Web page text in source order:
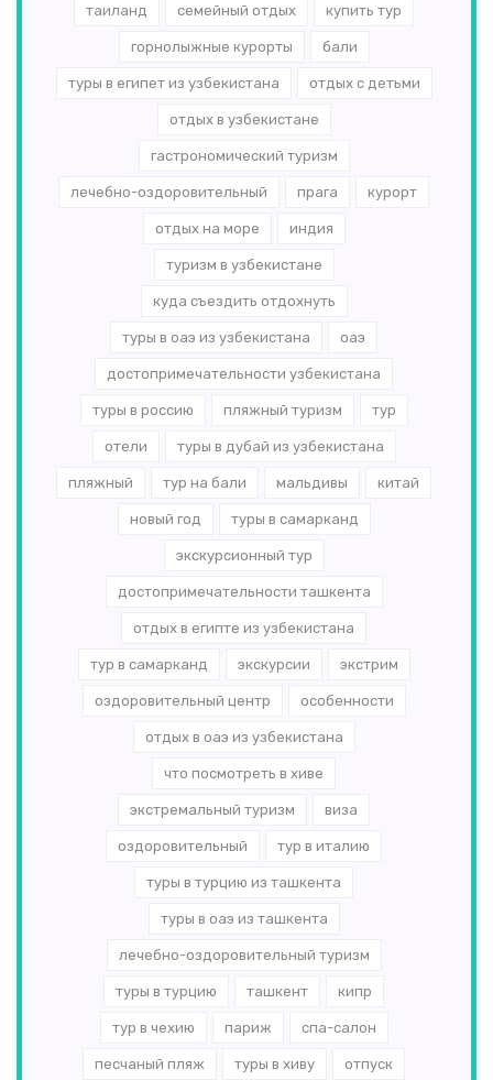
таиланд семейный отдых купить тур
горнолыжные курорты бали
туры в египет из узбекистана отдых с детьми
отдых в узбекистане
гастрономический туризм
лечебно-оздоровительный прага курорт
отдых на море индия
туризм в узбекистане
куда съездить отдохнуть
туры в оаэ из узбекистана оаэ
достопримечательности узбекистана
туры в россию пляжный туризм тур
отели туры в дубай из узбекистана
пляжный тур на бали мальдивы китай
новый год туры в самарканд
экскурсионный тур
достопримечательности ташкента
отдых в египте из узбекистана
тур в самарканд экскурсии экстрим
оздоровительный центр особенности
отдых в оаэ из узбекистана
что посмотреть в хиве
экстремальный туризм виза
оздоровительный тур в италию
туры в турцию из ташкента
туры в оаэ из ташкента
лечебно-оздоровительный туризм
туры в турцию ташкент кипр
тур в чехию париж спа-салон
песчаный пляж туры в хиву отпуск